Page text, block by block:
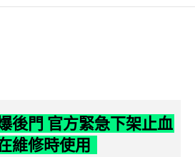
後門 官方緊急下架止血
維修時使用